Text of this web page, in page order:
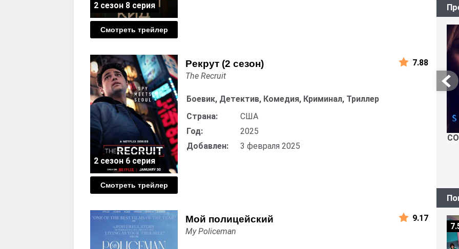
Смотреть трейлер
2 сезон 8 серия
Рекрут (2 сезон)
Смотреть трейлер
The Recruit
Боевик, Детектив, Комедия, Криминал, Триллер
Страна:
США
Год:
2025
Добавлен:
3 февраля 2025
2 сезон 6 серия
7.88
Мой полицейский
My Policeman
9.17